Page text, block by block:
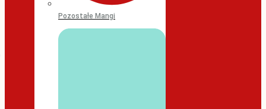
Pozostałe Mangi